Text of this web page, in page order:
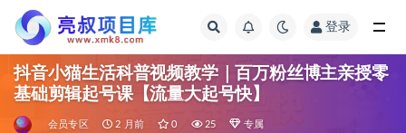
登录
抖音小猫生活科普视频教学｜百万粉丝博主亲授零
基础剪辑起号课【流量大起号快】
会员专区 2 月前 0 25 专属